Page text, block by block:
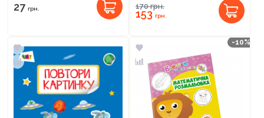
27 грн. 170грн.
153грн.
-10%